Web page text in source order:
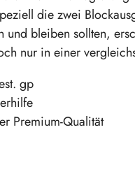
die zwei
bleiben sollten,
nur in einer
gp
Premium-Qualität